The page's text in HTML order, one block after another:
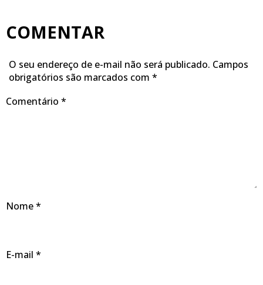
COMENTAR
O seu endereço de e-mail não será publicado. Campos
obrigatórios são marcados com *
Comentário *
Nome*
E-mail *